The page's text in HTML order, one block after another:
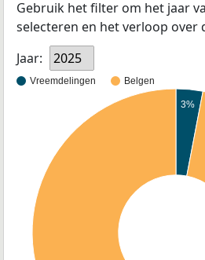
Gebruik het filter om het jaar
selecteren en het verloop over
Jaar:
2025
Vreemdelingen Belgen
3%